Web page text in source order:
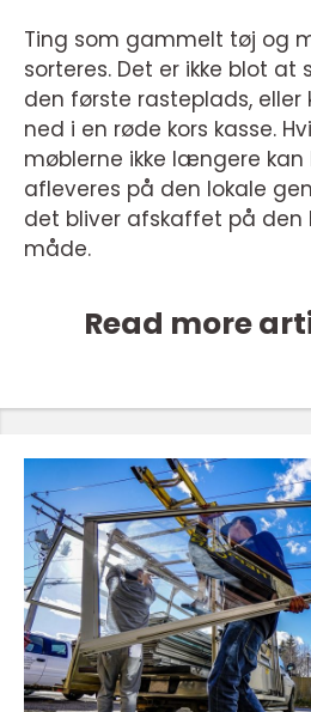
Ting som gammelt tøj og
sorteres. Det er ikke blot
den første rasteplads,
ned i en røde kors kasse.
møblerne ikke længere kan
afleveres på den lokale
det bliver afskaffet på den
måde.
Read more